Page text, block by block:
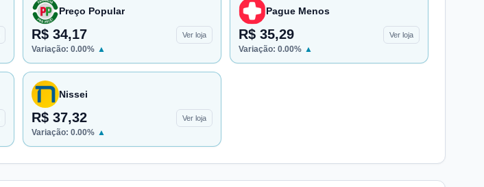
Preço Popular
R$ 34,17 Ver loja
Variação: 0.00% ▲
Pague Menos
R$ 35,29 Ver loja
Variação: 0.00% ▲
Nissei
R$ 37,32 Ver loja
Variação: 0.00% ▲